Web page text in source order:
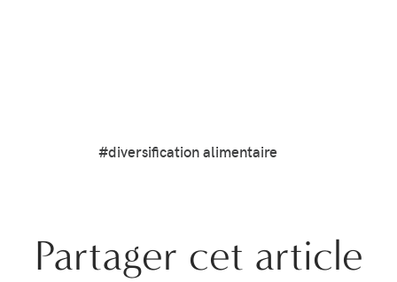
#diversification alimentaire
Partager cet article